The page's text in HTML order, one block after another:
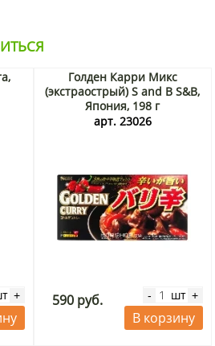
+
Голден Карри Микс
(экстраострый) S and B S&B,
Япония, 198 г
арт. 23026
590 руб. - шт +
В корзину